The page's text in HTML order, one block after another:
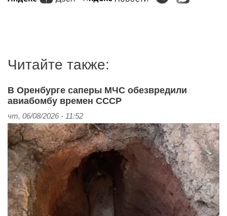
Читайте также:
В Оренбурге саперы МЧС обезвредили
авиабомбу времен СССР
чт, 06/08/2026 - 11:52